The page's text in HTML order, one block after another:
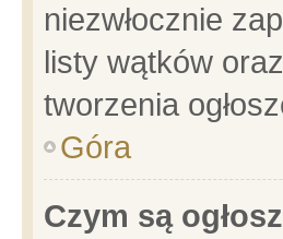
niezwłocznie
listy wątków
tworzenia
Góra
Czym są